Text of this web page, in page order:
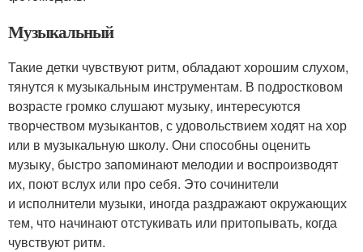
Музыкальный
Такие детки чувствуют ритм, обладают хорошим слухом,
тянутся к музыкальным инструментам. В подростковом
возрасте громко слушают музыку, интересуются
творчеством музыкантов, с удовольствием ходят на хор
или в музыкальную школу. Они способны оценить
музыку, быстро запоминают мелодии и воспроизводят
их, поют вслух или про себя. Это сочинители
и исполнители музыки, иногда раздражают окружающих
тем, что начинают отстукивать или притопывать, когда
чувствуют ритм.